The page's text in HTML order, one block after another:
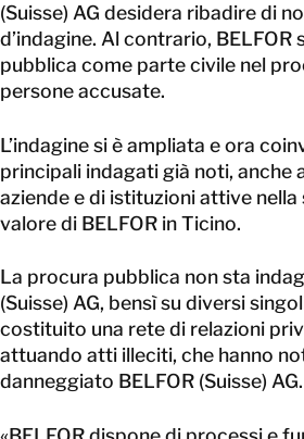
(Suisse) AG desidera ribadire di
d’indagine. Al contrario, BELFOR
pubblica come parte civile nel
persone accusate.
L’indagine si è ampliata e ora
principali indagati già noti, anche
aziende e di istituzioni attive
valore di BELFOR in Ticino.
La procura pubblica non sta
(Suisse) AG, bensì su diversi
costituito una rete di relazioni
attuando atti illeciti, che hanno
danneggiato BELFOR (Suisse) AG.